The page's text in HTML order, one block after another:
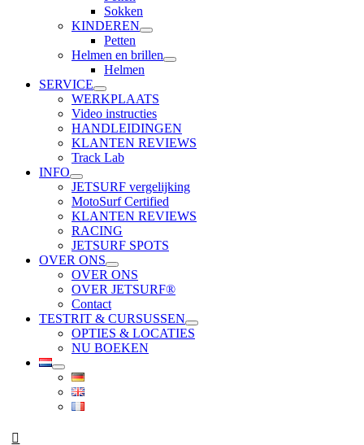
Sokken
KINDEREN
Petten
Helmen en brillen
Helmen
SERVICE
WERKPLAATS
Video instructies
HANDLEIDINGEN
KLANTEN REVIEWS
Track Lab
INFO
JETSURF vergelijking
MotoSurf Certified
KLANTEN REVIEWS
RACING
JETSURF SPOTS
OVER ONS
OVER ONS
OVER JETSURF®
Contact
TESTRIT & CURSUSSEN
OPTIES & LOCATIES
NU BOEKEN